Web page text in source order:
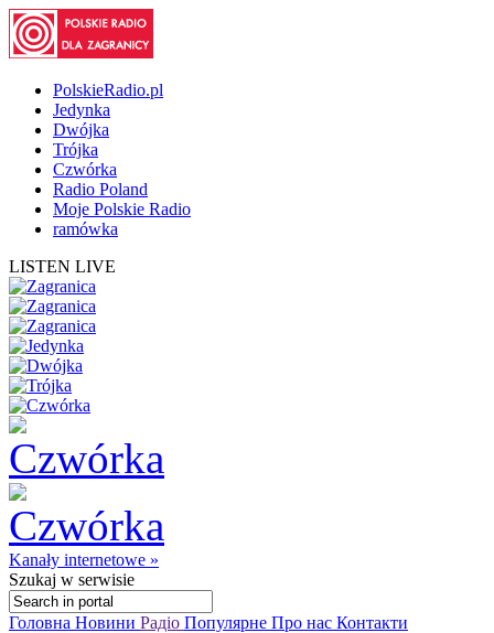
PolskieRadio.pl
Jedynka
Dwójka
Trójka
Czwórka
Radio Poland
Moje Polskie Radio
ramówka
LISTEN LIVE
Kanały internetowe »
Szukaj w serwisie
Головна Новини Радіо Популярне Про нас Контакти